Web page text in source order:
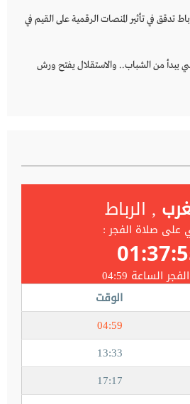
تدقق في تأثير المنصات الرقمية على القيم في
يبدأ من الشباب.. والاستقلال يفتح ورش